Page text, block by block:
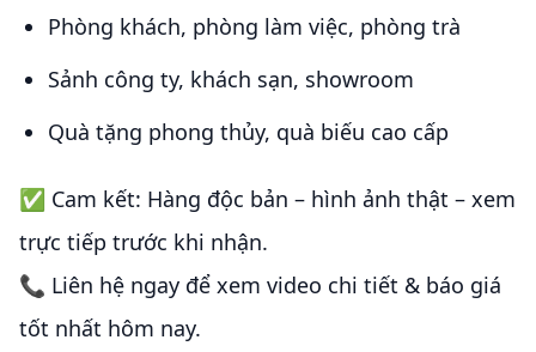
Phòng khách, phòng làm việc, phòng trà
Sảnh công ty, khách sạn, showroom
Quà tặng phong thủy, quà biếu cao cấp
✅ Cam kết: Hàng độc bản – hình ảnh thật – xem
trực tiếp trước khi nhận.
📞 Liên hệ ngay để xem video chi tiết & báo giá
tốt nhất hôm nay.